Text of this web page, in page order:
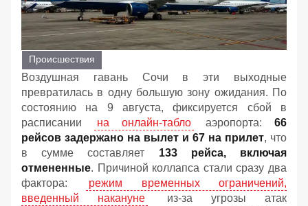
Происшествия
Воздушная гавань Сочи в эти выходные
превратилась в одну большую зону ожидания. По
состоянию на 9 августа, фиксируется сбой в
расписании
на онлайн-табло аэропорта: 66
рейсов задержано на вылет и 67 на прилет, что
в сумме составляет 133 рейса, включая
отмененные. Причиной коллапса стали сразу два
фактора:
режим временных ограничений,
введенный накануне
из-за угрозы атак